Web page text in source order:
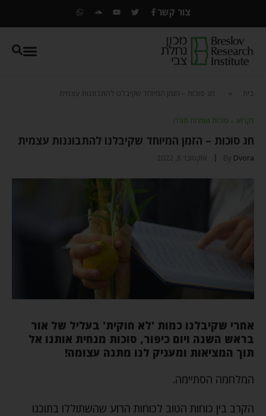
צור קשר
בית חג סוכות – הזמן המיוחד שקיבלנו להתבוננות עצמית
לקרוא ⬦ סוכות ושמחת תורה
חג סוכות – הזמן המיוחד שקיבלנו להתבוננות עצמית
By Dvora אוקטובר 8, 2022
אחרי שקיבלנו כמות 'לא חוקית' בעליל של אור
בראש השנה ויום כיפור, סוכות מנחית אותנו אל
תוך המציאות ומעניק לנו מתנה עצומה!
המלחמה הסתיימה.
הקרב בין כוחות הטוב לכוחות הרוע שהשתוללו בתוכנו